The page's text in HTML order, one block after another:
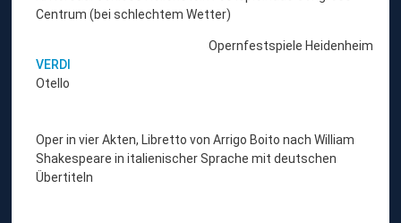
Centrum (bei schlechtem Wetter)
Opernfestspiele Heidenheim
VERDI
Otello
Oper in vier Akten, Libretto von Arrigo Boito nach William
Shakespeare in italienischer Sprache mit deutschen
Übertiteln